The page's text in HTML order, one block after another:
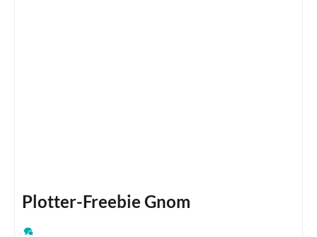
Plotter-Freebie Gnom